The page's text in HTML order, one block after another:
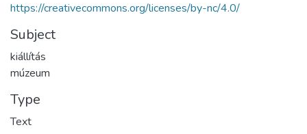
https://creativecommons.org/licenses/by-nc/4.0/
Subject
kiállítás
múzeum
Type
Text